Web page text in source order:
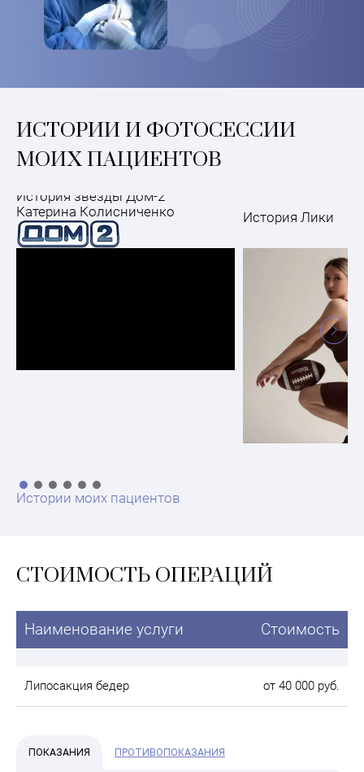
ИСТОРИИ И ФОТОСЕССИИ
МОИХ ПАЦИЕНТОВ
История звезды Дом-2
Катерина Колисниченко
История Лики
Истории моих пациентов
СТОИМОСТЬ ОПЕРАЦИЙ
Наименование услуги Стоимость
Липосакция бедер от 40 000 руб.
ПОКАЗАНИЯ ПРОТИВОПОКАЗАНИЯ